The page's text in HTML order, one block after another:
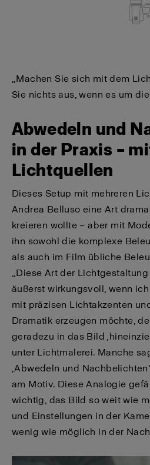
„Machen Sie sich mit dem
Sie nichts aus, wenn es um
Abwedeln und
in der Praxis –
Lichtquellen
Dieses Setup mit mehreren
Andrea Belluso eine Art
kreieren wollte – aber mit
ihn sowohl die komplexe
als auch im Film übliche
„Diese Art der
äußerst wirkungsvoll, wenn
mit präzisen Lichtakzenten
Dramatik erzeugen möchte,
geradezu in das Bild
unter Lichtmalerei. Manche
‚Abwedeln und
am Motiv. Diese Analogie
wichtig, das Bild so weit wie
und Einstellungen in der
wenig wie möglich in der